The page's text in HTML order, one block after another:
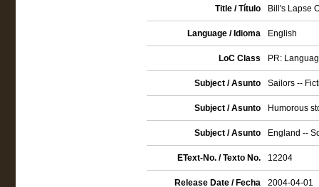
Title / Título Bill's Lapse
Language / Idioma English
LoC Class PR:
Subject / Asunto Sailors --
Subject / Asunto Humorous
Subject / Asunto England --
EText-No. / Texto No. 12204
Release Date / Fecha
2004-04-01